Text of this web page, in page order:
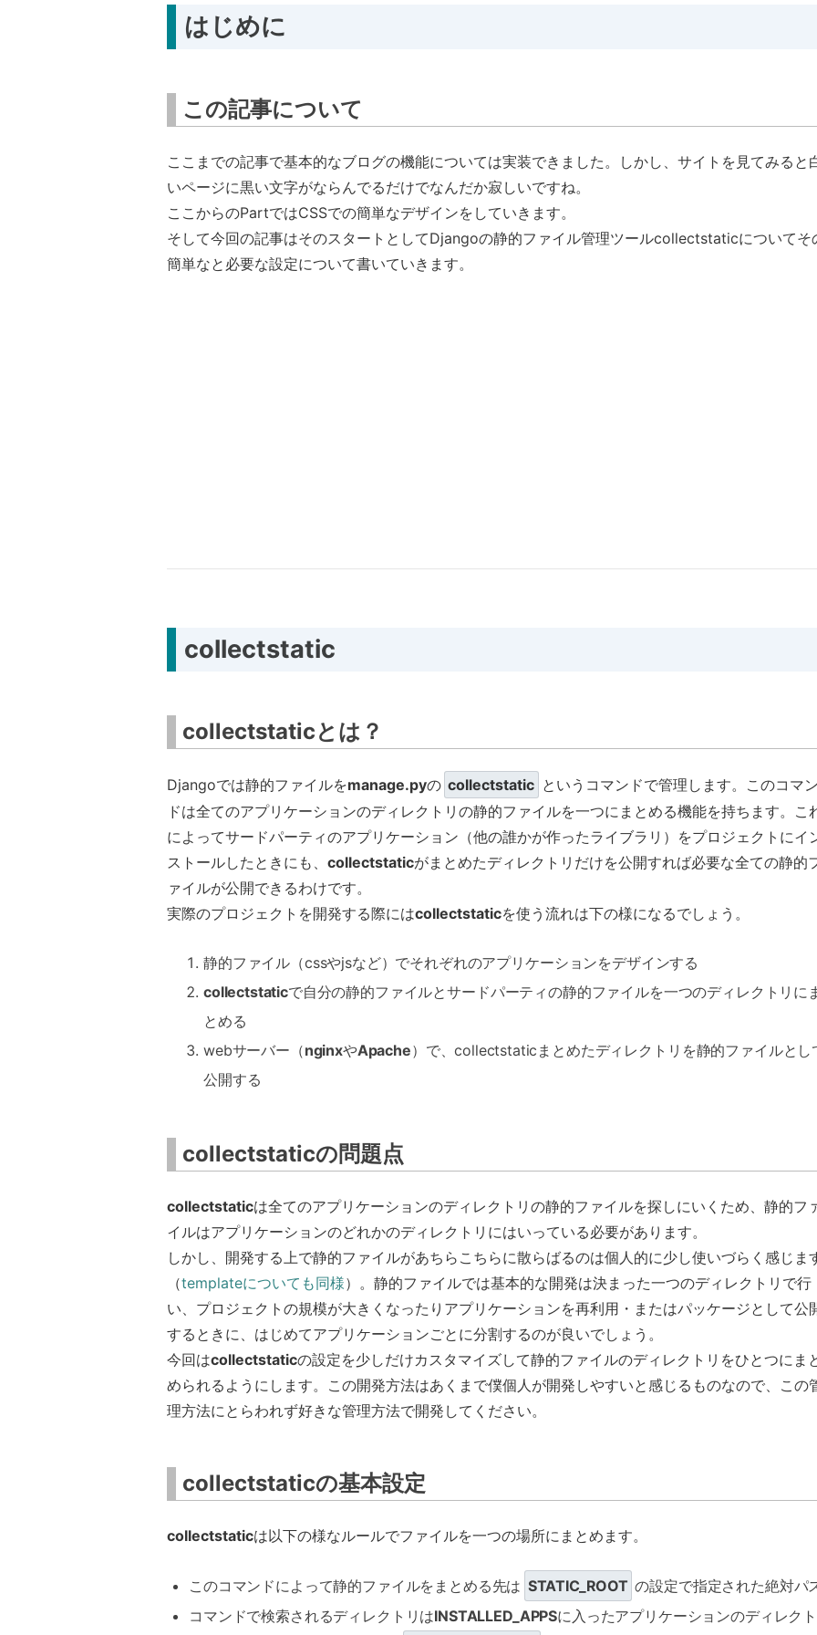
はじめに
この記事について
ここまでの記事で基本的なブログの機能については実装できました。しかし、サイトを見てみると
いページに黒い文字がならんでるだけでなんだか寂しいですね。
ここからのPartではCSSでの簡単なデザインをしていきます。
そして今回の記事はそのスタートとしてDjangoの静的ファイル管理ツールcollectstaticについてそ
簡単なと必要な設定について書いていきます。
collectstatic
collectstaticとは？
Djangoでは静的ファイルをmanage.pyの collectstatic というコマンドで管理します。このコマ
ドは全てのアプリケーションのディレクトリの静的ファイルを一つにまとめる機能を持ちます。こ
によってサードパーティのアプリケーション（他の誰かが作ったライブラリ）をプロジェクトにイ
ストールしたときにも、 collectstaticがまとめたディレクトリだけを公開すれば必要な全ての静的
ァイルが公開できるわけです。
実際のプロジェクトを開発する際にはcollectstaticを使う流れは下の様になるでしょう。
静的ファイル（cssやjsなど）でそれぞれのアプリケーションをデザインする
collectstaticで自分の静的ファイルとサードパーティの静的ファイルを一つのディレクトリに
とめる
webサーバー（nginxやApache）で、collectstaticまとめたディレクトリを静的ファイルとし
公開する
collectstaticの問題点
collectstaticは全てのアプリケーションのディレクトリの静的ファイルを探しにいくため、静的フ
イルはアプリケーションのどれかのディレクトリにはいっている必要があります。
しかし、開発する上で静的ファイルがあちらこちらに散らばるのは個人的に少し使いづらく感じま
（templateについても同様）。静的ファイルでは基本的な開発は決まった一つのディレクトリで行
い、プロジェクトの規模が大きくなったりアプリケーションを再利用・またはパッケージとして公
するときに、はじめてアプリケーションごとに分割するのが良いでしょう。
今回はcollectstaticの設定を少しだけカスタマイズして静的ファイルのディレクトリをひとつにま
められるようにします。この開発方法はあくまで僕個人が開発しやすいと感じるものなので、この
理方法にとらわれず好きな管理方法で開発してください。
collectstaticの基本設定
collectstaticは以下の様なルールでファイルを一つの場所にまとめます。
このコマンドによって静的ファイルをまとめる先は STATIC_ROOT の設定で指定された絶対パ
コマンドで検索されるディレクトリはINSTALLED_APPSに入ったアプリケーションのディレクト